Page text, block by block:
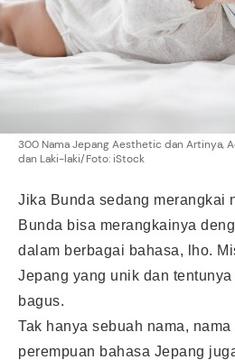
300 Nama Jepang Aesthetic dan Artinya,
dan Laki-laki/Foto: iStock
Jika Bunda sedang merangkai
Bunda bisa merangkainya
dalam berbagai bahasa, lho.
Jepang yang unik dan
bagus.
Tak hanya sebuah nama,
perempuan bahasa Jepang